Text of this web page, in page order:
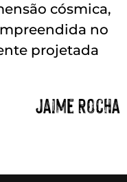
cósmica,
no
projetada
Jaime Rocha